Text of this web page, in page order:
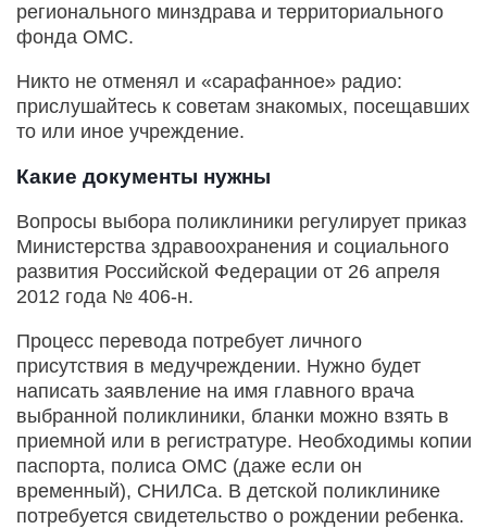
регионального минздрава и территориального
фонда ОМС.
Никто не отменял и «сарафанное» радио:
прислушайтесь к советам знакомых, посещавших
то или иное учреждение.
Какие документы нужны
Вопросы выбора поликлиники регулирует приказ
Министерства здравоохранения и социального
развития Российской Федерации от 26 апреля
2012 года № 406-н.
Процесс перевода потребует личного
присутствия в медучреждении. Нужно будет
написать заявление на имя главного врача
выбранной поликлиники, бланки можно взять в
приемной или в регистратуре. Необходимы копии
паспорта, полиса ОМС (даже если он
временный), СНИЛСа. В детской поликлинике
потребуется свидетельство о рождении ребенка.